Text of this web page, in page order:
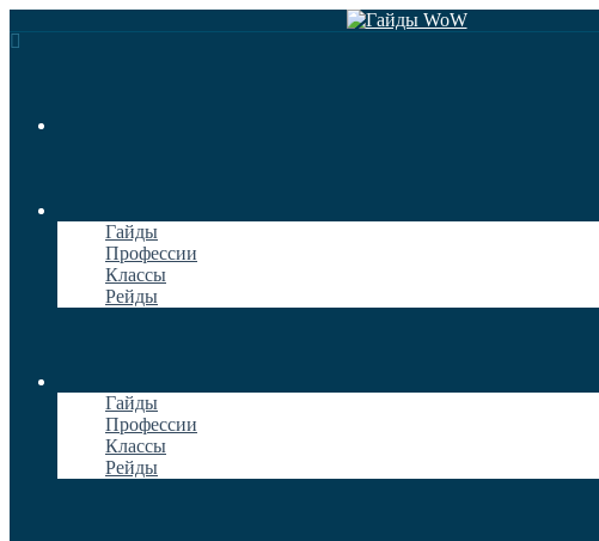
Гайды
Профессии
Классы
Рейды
Гайды
Профессии
Классы
Рейды